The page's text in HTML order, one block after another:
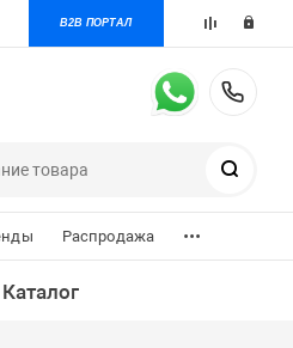
B2B ПОРТАЛ
Распродажа ...
Каталог